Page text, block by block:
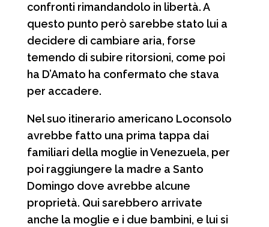
confronti rimandandolo in libertà. A
questo punto però sarebbe stato lui a
decidere di cambiare aria, forse
temendo di subire ritorsioni, come poi
ha D’Amato ha confermato che stava
per accadere.
Nel suo itinerario americano Loconsolo
avrebbe fatto una prima tappa dai
familiari della moglie in Venezuela, per
poi raggiungere la madre a Santo
Domingo dove avrebbe alcune
proprietà. Qui sarebbero arrivate
anche la moglie e i due bambini, e lui si